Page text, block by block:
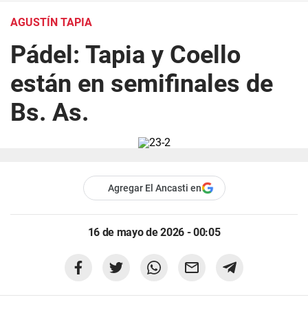
AGUSTÍN TAPIA
Pádel: Tapia y Coello
están en semifinales de
Bs. As.
Agregar El Ancasti en
16 de mayo de 2026 - 00:05